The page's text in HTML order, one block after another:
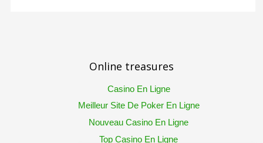
Online treasures
Casino En Ligne
Meilleur Site De Poker En Ligne
Nouveau Casino En Ligne
Top Casino En Ligne